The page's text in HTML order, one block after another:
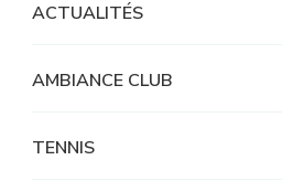
ACTUALITÉS
AMBIANCE CLUB
TENNIS